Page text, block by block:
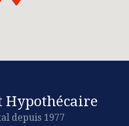
Hypothécaire
depuis 1977